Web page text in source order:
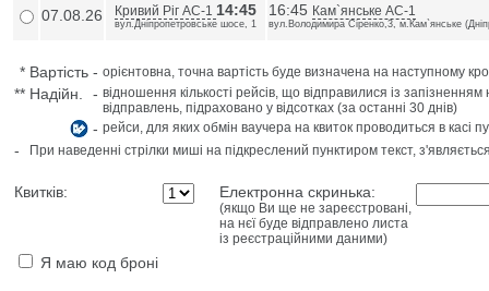
07.08.26 Кривий Ріг АС-1 14:45
вул.Дніпропетровське шосе, 1
16:45 Кам`янське АС-1
вул.Володимира Сіренко,3, м.Кам`янське
* Вартість - орієнтовна, точна вартість буде визначена на наступному
** Надійн. - відношення кількості рейсів, що відправилися із
відправлень, підраховано у відсотках (за останні 30 днів)
- рейси, для яких обмін ваучера на квиток проводиться в касі
- При наведенні стрілки миші на підкреслений пунктиром текст,
Квитків: Електронна скринька:
(якщо Ви ще не зареєстровані,
на нєї буде відправлено листа
із реєстраційними даними)
Я маю код броні